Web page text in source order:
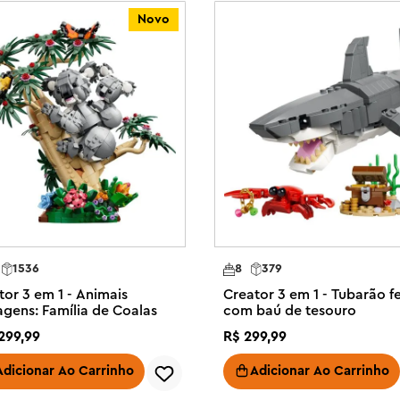
das crianças com 3 opções de
construir, reconstruir e
variedade de modelos que
super-rápidos, animais
podem ser construídos
LEGO® Creator 3in1
ou mais construam e
medievais com 3
serpente marinha ou um
medievais altamente
possam desfrutar de
Novo
1536
3 em 1 - Animais
Família de Coalas
,99
Ao Carrinho
379
8
Creator 3 em 1 - Tubarão
com baú de tesouro
R$ 299,99
Adicionar Ao Carrinho